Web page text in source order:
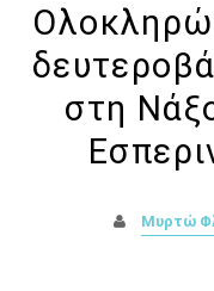
στη
Μυρτώ